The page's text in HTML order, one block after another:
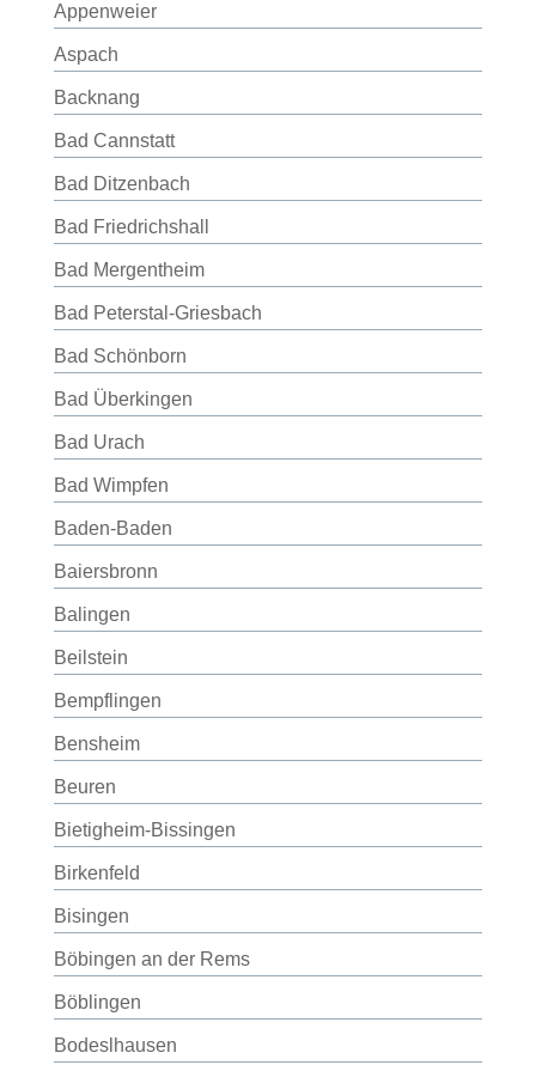
Appenweier
Aspach
Backnang
Bad Cannstatt
Bad Ditzenbach
Bad Friedrichshall
Bad Mergentheim
Bad Peterstal-Griesbach
Bad Schönborn
Bad Überkingen
Bad Urach
Bad Wimpfen
Baden-Baden
Baiersbronn
Balingen
Beilstein
Bempflingen
Bensheim
Beuren
Bietigheim-Bissingen
Birkenfeld
Bisingen
Böbingen an der Rems
Böblingen
Bodeslhausen